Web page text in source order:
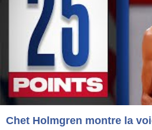
Chet Holmgren montre la